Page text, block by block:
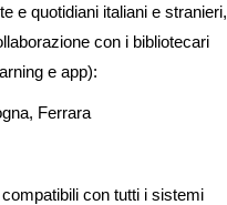
e quotidiani italiani e stranieri,
con i bibliotecari
e app):
Ferrara
con tutti i sistemi